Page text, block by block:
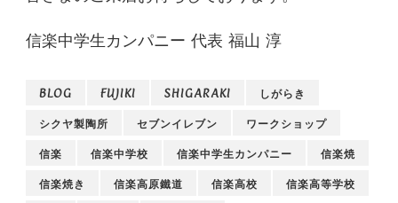
信楽中学生カンパニー 代表 福山 淳
BLOG FUJIKI SHIGARAKI
しがらき
シクヤ製陶所
セブンイレブン
ワークショップ
信楽
信楽中学校 信楽中学生カンパニー
信楽焼
信楽焼き
信楽高原鐵道 信楽高校
信楽高等学校